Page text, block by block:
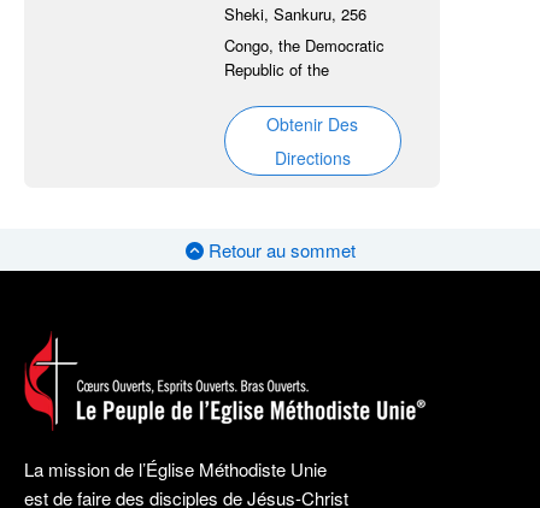
Sheki, Sankuru, 256
Congo, the Democratic
Republic of the
Obtenir Des
Directions
Retour au sommet
La mission de l’Église Méthodiste Unie
est de faire des disciples de Jésus-Christ